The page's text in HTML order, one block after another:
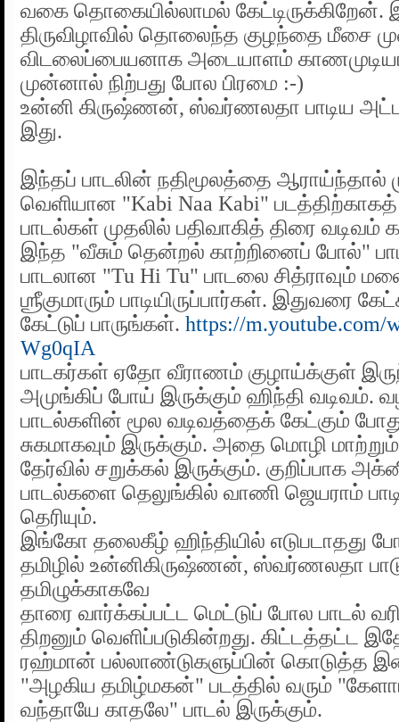
வகை தொகையில்லாமல் கேட்டிருக்கிறேன்.
திருவிழாவில் தொலைந்த குழந்தை மீசை
விடலைப்பையனாக அடையாளம்
முன்னால் நிற்பது போல பிரமை :-)
உன்னி கிருஷ்ணன், ஸ்வர்ணலதா பாடிய
இது.
இந்தப் பாடலின் நதிமூலத்தை ஆராய்ந்தால்
வெளியான "Kabi Naa Kabi"
பாடல்கள் முதலில் பதிவாகித் திரை வடிவம்
இந்த "வீசும் தென்றல் காற்றினைப் போல்"
பாடலான "Tu Hi Tu" பாடலை சித்ராவும்
ஶ்ரீகுமாரும் பாடியிருப்பார்கள். இதுவரை
கேட்டுப் பாருங்கள். https://m.youtube.com/
Wg0qIA
பாடகர்கள் ஏதோ வீராணம் குழாய்க்குள்
அமுங்கிப் போய் இருக்கும் ஹிந்தி வடிவம்.
பாடல்களின் மூல வடிவத்தைக் கேட்கும்
சுகமாகவும் இருக்கும். அதை மொழி
தேர்வில் சறுக்கல் இருக்கும். குறிப்பாக
பாடல்களை தெலுங்கில் வாணி ஜெயராம்
தெரியும்.
இங்கோ தலைகீழ் ஹிந்தியில் எடுபடாதது
தமிழில் உன்னிகிருஷ்ணன், ஸ்வர்ணலதா
தமிழுக்காகவே
தாரை வார்க்கப்பட்ட மெட்டுப் போல பாடல்
திறனும் வெளிப்படுகின்றது. கிட்டத்தட்ட
ரஹ்மான் பல்லாண்டுகளுப்பின் கொடுத்த
"அழகிய தமிழ்மகன்" படத்தில் வரும்
வந்தாயே காதலே" பாடல் இருக்கும்.